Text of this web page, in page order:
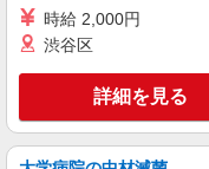
キープ
ランスタッド株式会社 古
食品
時給 2,000円
渋谷区
詳細を見る